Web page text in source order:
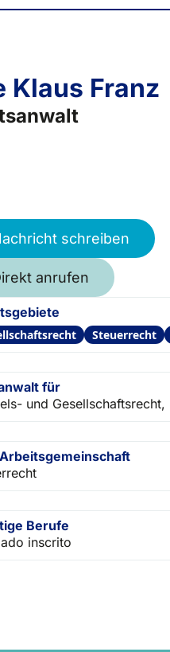
Klaus Franz
schreiben
anrufen
Steuerrecht
für
und Gesellschaftsrecht,
Berufe
inscrito